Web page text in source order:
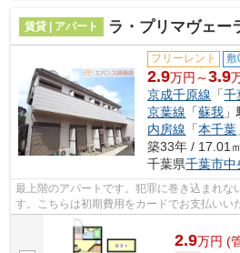
賃貸 | アパート ラ・プリマヴェー
フリーレント 敷
2.9万円～3.9
京成千原線 「千
京葉線 「蘇我
内房線 「本千葉
築33年 / 17.01
千葉県千葉市中
最上階のアパートです。犯罪に巻き込まれな
す。こちらは初期費用をカードでお支払いい
チオシの物件の「ラ・プリマヴェーラ...
2.9万円 (